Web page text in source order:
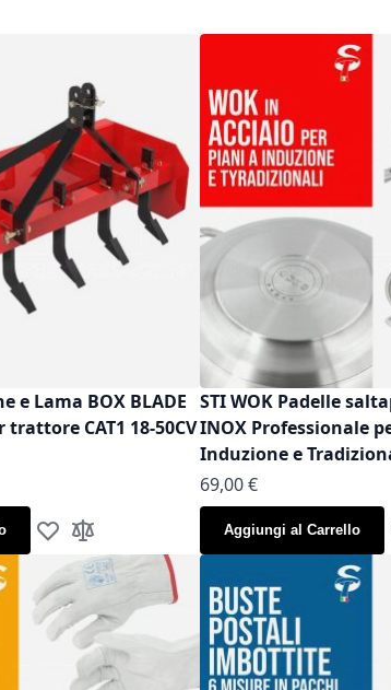
e Lama BOX BLADE
trattore CAT1 18-50CV
Aggiungi alla lista desideri
Aggiungi al confronto
STI WOK Padelle
INOX Professionale
Induzione e
As low as
69,00 €
Aggiungi al Carrello